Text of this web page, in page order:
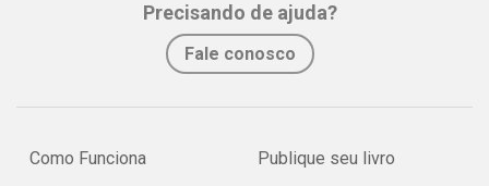
Precisando de ajuda?
Fale conosco
Como Funciona
Publique seu livro